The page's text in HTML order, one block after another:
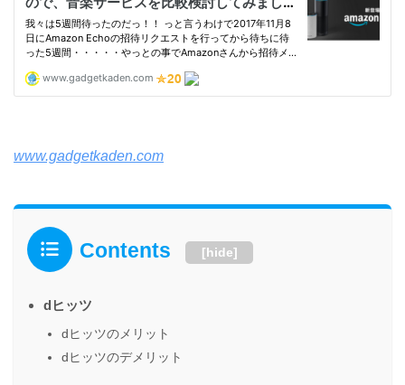
www.gadgetkaden.com
Contents [hide]
dヒッツ
dヒッツのメリット
dヒッツのデメリット